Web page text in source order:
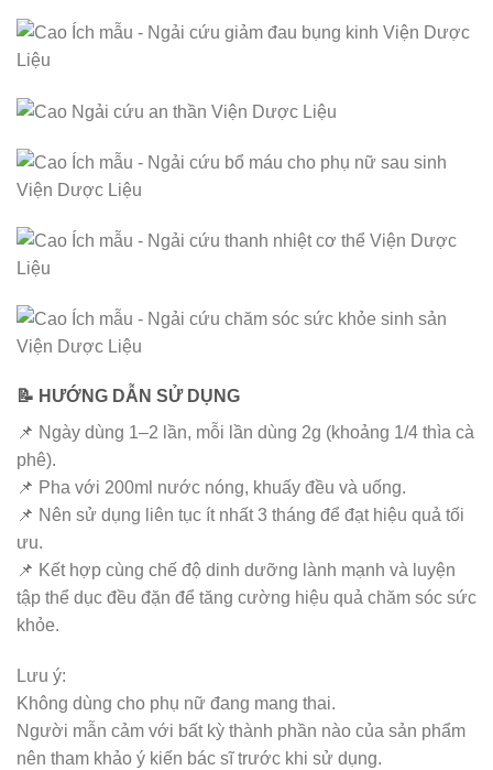
📝 HƯỚNG DẪN SỬ DỤNG
📌 Ngày dùng 1–2 lần, mỗi lần dùng 2g (khoảng 1/4 thìa cà
phê).
📌 Pha với 200ml nước nóng, khuấy đều và uống.
📌 Nên sử dụng liên tục ít nhất 3 tháng để đạt hiệu quả tối
ưu.
📌 Kết hợp cùng chế độ dinh dưỡng lành mạnh và luyện
tập thể dục đều đặn để tăng cường hiệu quả chăm sóc sức
khỏe.
Lưu ý:
Không dùng cho phụ nữ đang mang thai.
Người mẫn cảm với bất kỳ thành phần nào của sản phẩm
nên tham khảo ý kiến bác sĩ trước khi sử dụng.